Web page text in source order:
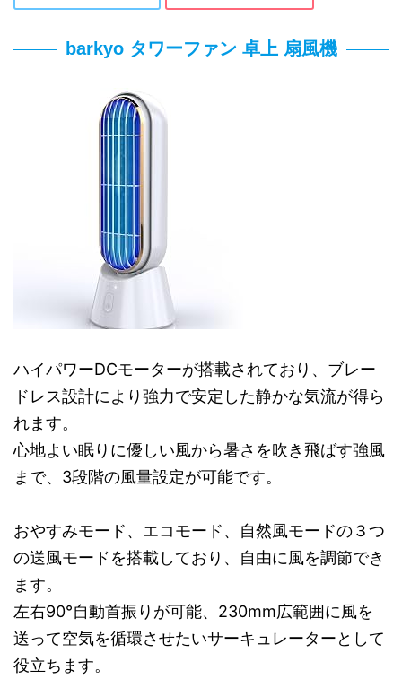
barkyo タワーファン 卓上 扇風機
ハイパワーDCモーターが搭載されており、ブレー
ドレス設計により強力で安定した静かな気流が得ら
れます。
心地よい眠りに優しい風から暑さを吹き飛ばす強風
まで、3段階の風量設定が可能です。
おやすみモード、エコモード、自然風モードの３つ
の送風モードを搭載しており、自由に風を調節でき
ます。
左右90°自動首振りが可能、230mm広範囲に風を
送って空気を循環させたいサーキュレーターとして
役立ちます。